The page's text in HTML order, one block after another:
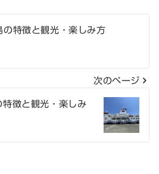
の特徴と観光・楽しみ方
次のページ
徴と観光・楽しみ